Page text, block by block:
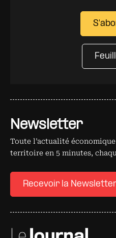
Newsletter
Toute l’actualité
territoire en 5 minutes,
Recevoir la